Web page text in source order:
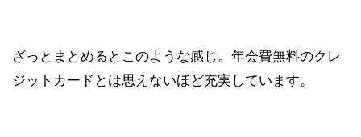
ざっとまとめるとこのような感じ。年会費無料のクレ
ジットカードとは思えないほど充実しています。